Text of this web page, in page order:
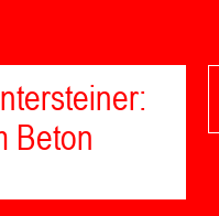
Beton